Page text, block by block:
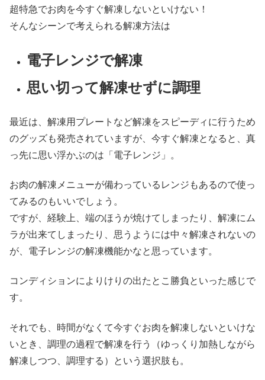
超特急でお肉を今すぐ解凍しないといけない！
そんなシーンで考えられる解凍方法は
電子レンジで解凍
思い切って解凍せずに調理
最近は、解凍用プレートなど解凍をスピーディに行うため
のグッズも発売されていますが、今すぐ解凍となると、真
っ先に思い浮かぶのは「電子レンジ」。
お肉の解凍メニューが備わっているレンジもあるので使っ
てみるのもいいでしょう。
ですが、経験上、端のほうが焼けてしまったり、解凍にム
ラが出来てしまったり、思うようには中々解凍されないの
が、電子レンジの解凍機能かなと思っています。
コンディションによりけりの出たとこ勝負といった感じで
す。
それでも、時間がなくて今すぐお肉を解凍しないといけな
いとき、調理の過程で解凍を行う（ゆっくり加熱しながら
解凍しつつ、調理する）という選択肢も。